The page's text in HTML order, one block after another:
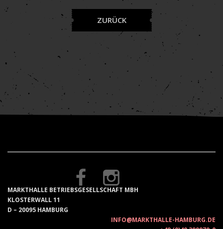
ZURÜCK
MARKTHALLE BETRIEBSGESELLSCHAFT MBH
KLOSTERWALL 11
D – 20095 HAMBURG
INFO@MARKTHALLE-HAMBURG.DE